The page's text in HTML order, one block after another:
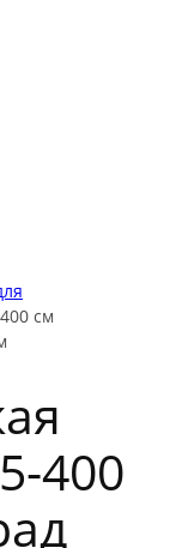
см
400